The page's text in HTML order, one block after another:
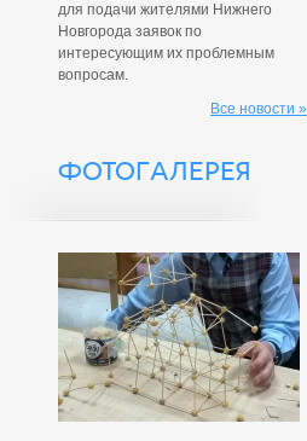
для подачи жителями Нижнего
Новгорода заявок по
интересующим их проблемным
вопросам.
Все новости »
ФОТОГАЛЕРЕЯ